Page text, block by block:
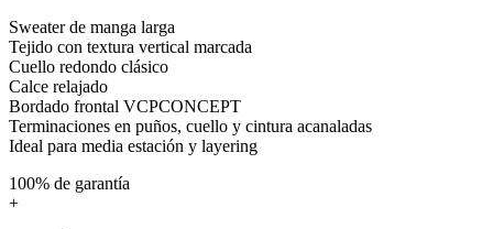
Sweater de manga larga
Tejido con textura vertical marcada
Cuello redondo clásico
Calce relajado
Bordado frontal VCPCONCEPT
Terminaciones en puños, cuello y cintura acanaladas
Ideal para media estación y layering
100% de garantía
+